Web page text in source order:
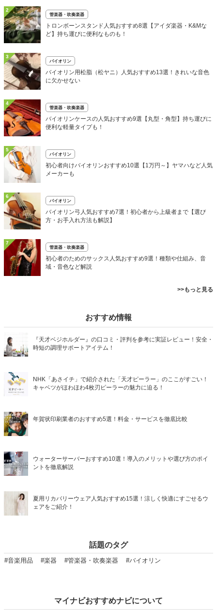
2
管楽器・吹奏楽器
トロンボーンスタンド人気おすすめ8選【アイダ楽器・K&Mな
ど】持ち運びに便利なものも！
3
バイオリン
バイオリン用松脂（松ヤニ）人気おすすめ13選！きれいな音色
に欠かせない
4
管楽器・吹奏楽器
バイオリンケースの人気おすすめ9選【丸型・角型】持ち運びに
便利な軽量タイプも！
5
バイオリン
初心者向けバイオリンおすすめ10選【1万円～】ヤマハなど人気
メーカーも
6
バイオリン
バイオリン弓人気おすすめ7選！初心者から上級者まで【選び
方・お手入れ方法も解説】
7
管楽器・吹奏楽器
初心者のためのサックス人気おすすめ9選！種類や仕組み、音
域・音色など解説
>>もっと見る
おすすめ情報
『天才ベジホルダー』の口コミ・評判を参考に実証レビュー！安全・
時短の調理サポートアイテム！
NHK「あさイチ」で紹介された「天才ピーラー」のここがすごい！
キャベツがほわほわ4枚刃ピーラーの魅力に迫る！
年賀状印刷業者のおすすめ5選！料金・サービスを徹底比較
ウォーターサーバーおすすめ10選！導入のメリットや選び方のポイ
ントを徹底解説
夏用リカバリーウェア人気おすすめ15選！涼しく快適にすごせるウ
ェアをご紹介！
話題のタグ
#音楽用品 #楽器 #管楽器・吹奏楽器 #バイオリン
マイナビおすすめナビについて